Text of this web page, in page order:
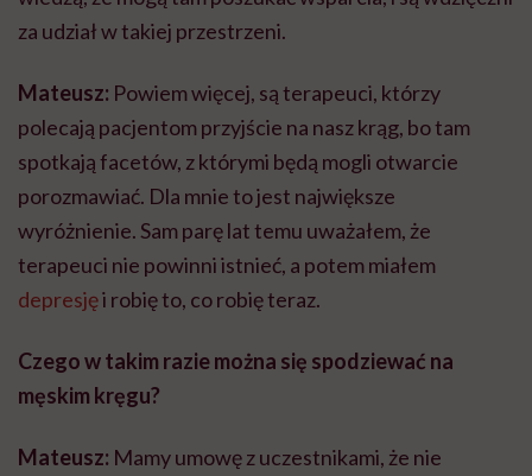
za udział w takiej przestrzeni.
Mateusz: Powiem więcej, są terapeuci, którzy
polecają pacjentom przyjście na nasz krąg, bo tam
spotkają facetów, z którymi będą mogli otwarcie
porozmawiać. Dla mnie to jest największe
wyróżnienie. Sam parę lat temu uważałem, że
terapeuci nie powinni istnieć, a potem miałem
depresjęi robię to, co robię teraz.
Czego w takim razie można się spodziewać na
męskim kręgu?
Mateusz: Mamy umowę z uczestnikami, że nie